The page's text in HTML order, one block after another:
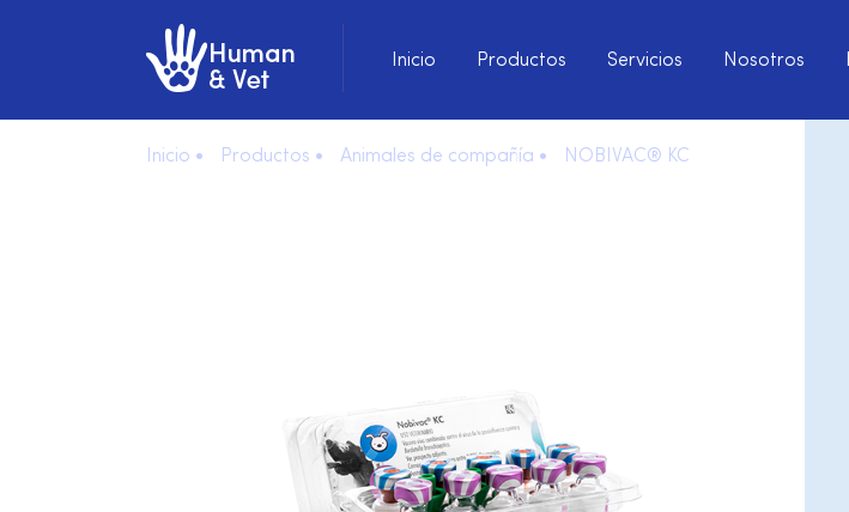
Inicio Productos Servicios Nosotros
Inicio • Productos • Animales de compañía • NOBIVAC® KC